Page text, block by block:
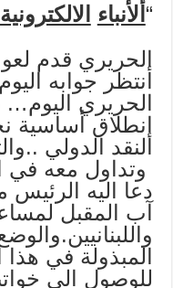
“ ألأنباء الالكترونية
أنتظر جوابه
الحريري
إنطلاق أساسية
النقد الدولي
وتداول معه في
دعا اليه
آب المقبل
المبذولة في هذا
للوصول الى